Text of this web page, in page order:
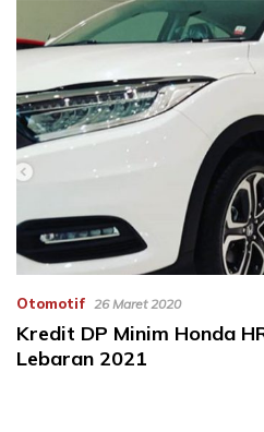
Otomotif 26 Maret 2020
Kredit DP Minim Honda
Lebaran 2021